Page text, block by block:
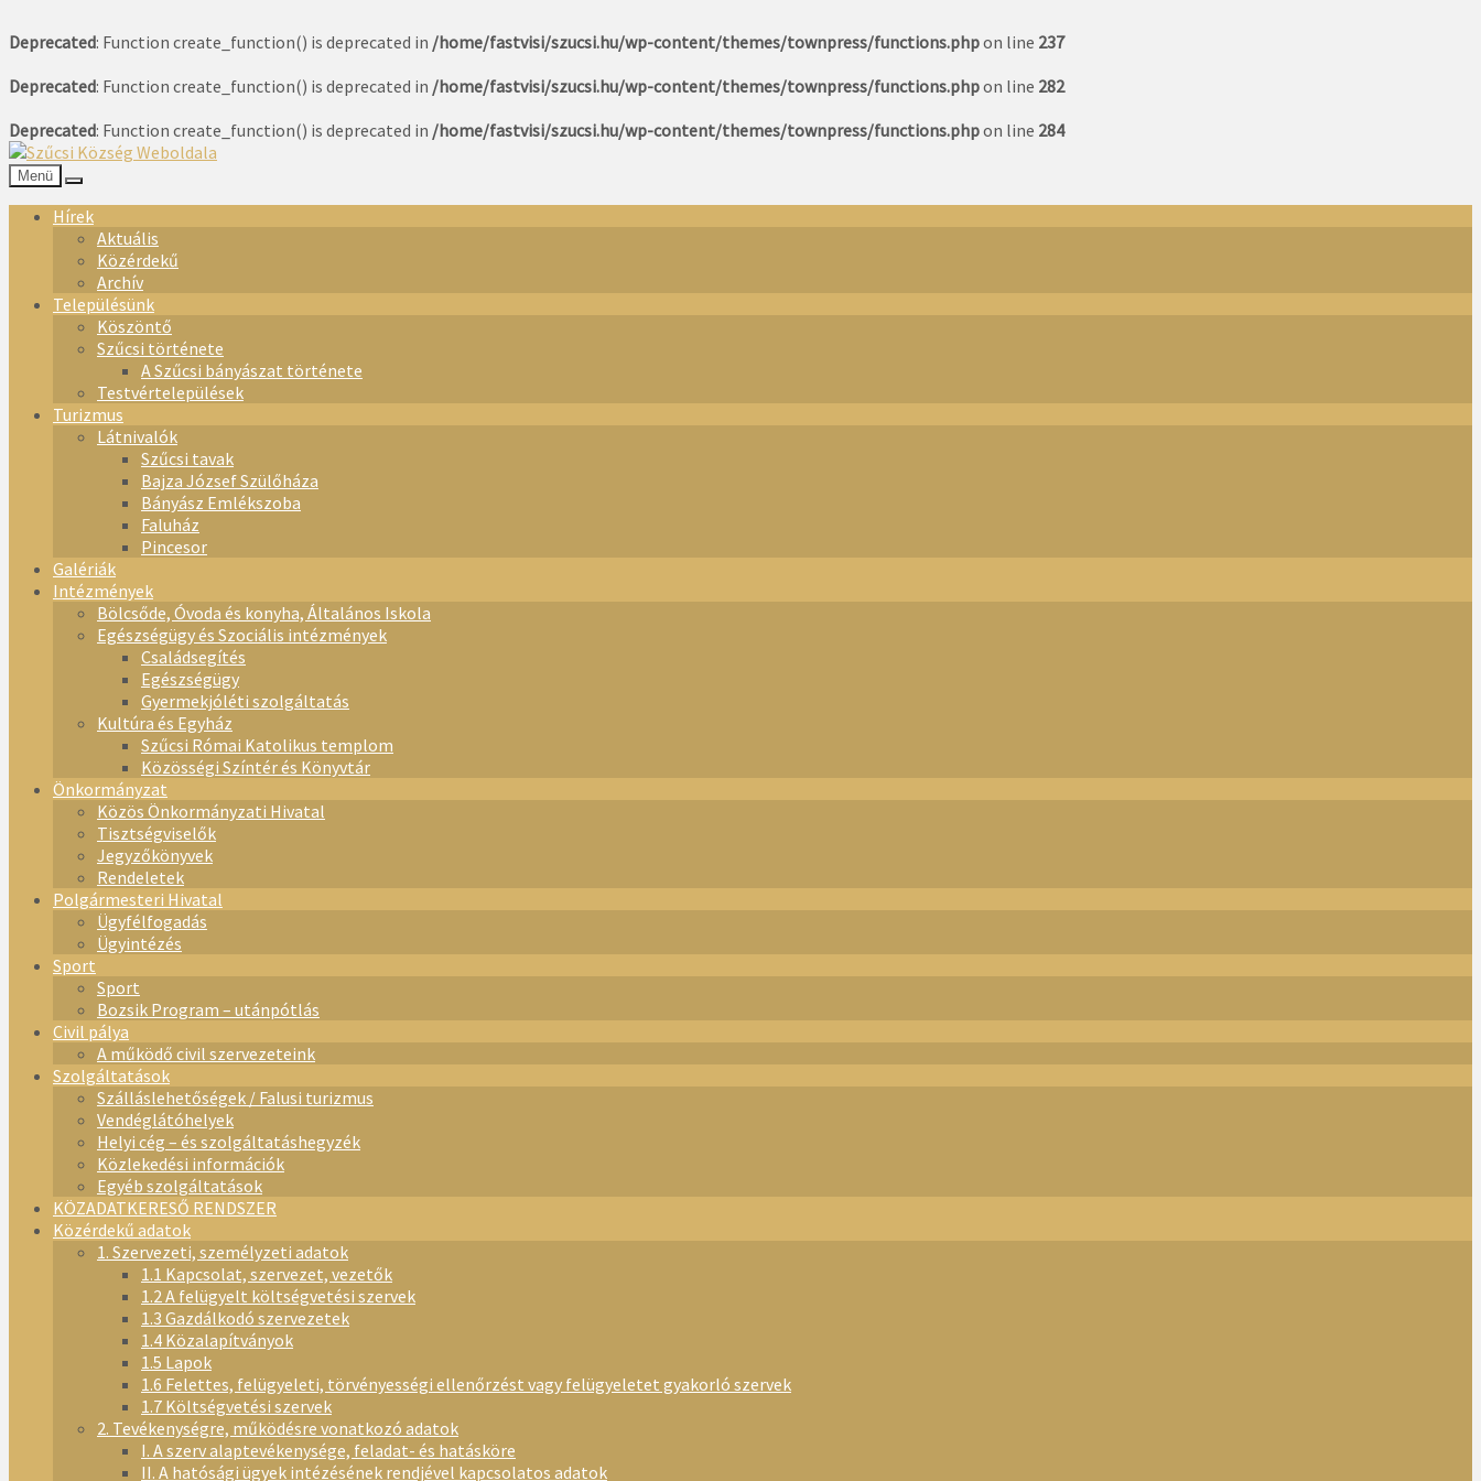
Deprecated: Function create_function() is deprecated in /home/fastvisi/szucsi.hu/wp-content/themes/townpress/functions.phpon line 237
Deprecated: Function create_function() is deprecated in /home/fastvisi/szucsi.hu/wp-content/themes/townpress/functions.phpon line 282
Deprecated: Function create_function() is deprecated in /home/fastvisi/szucsi.hu/wp-content/themes/townpress/functions.phpon line 284
Menü
Hírek
Aktuális
Közérdekű
Archív
Településünk
Köszöntő
Szűcsi története
A Szűcsi bányászat története
Testvértelepülések
Turizmus
Látnivalók
Szűcsi tavak
Bajza József Szülőháza
Bányász Emlékszoba
Faluház
Pincesor
Galériák
Intézmények
Bölcsőde, Óvoda és konyha, Általános Iskola
Egészségügy és Szociális intézmények
Családsegítés
Egészségügy
Gyermekjóléti szolgáltatás
Kultúra és Egyház
Szűcsi Római Katolikus templom
Közösségi Színtér és Könyvtár
Önkormányzat
Közös Önkormányzati Hivatal
Tisztségviselők
Jegyzőkönyvek
Rendeletek
Polgármesteri Hivatal
Ügyfélfogadás
Ügyintézés
Sport
Sport
Bozsik Program – utánpótlás
Civil pálya
A működő civil szervezeteink
Szolgáltatások
Szálláslehetőségek / Falusi turizmus
Vendéglátóhelyek
Helyi cég – és szolgáltatáshegyzék
Közlekedési információk
Egyéb szolgáltatások
KÖZADATKERESŐ RENDSZER
Közérdekű adatok
1. Szervezeti, személyzeti adatok
1.1 Kapcsolat, szervezet, vezetők
1.2 A felügyelt költségvetési szervek
1.3 Gazdálkodó szervezetek
1.4 Közalapítványok
1.5 Lapok
1.6 Felettes, felügyeleti, törvényességi ellenőrzést vagy felügyeletet gyakorló szervek
1.7 Költségvetési szervek
2. Tevékenységre, működésre vonatkozó adatok
I. A szerv alaptevékenysége, feladat- és hatásköre
II. A hatósági ügyek intézésének rendjével kapcsolatos adatok